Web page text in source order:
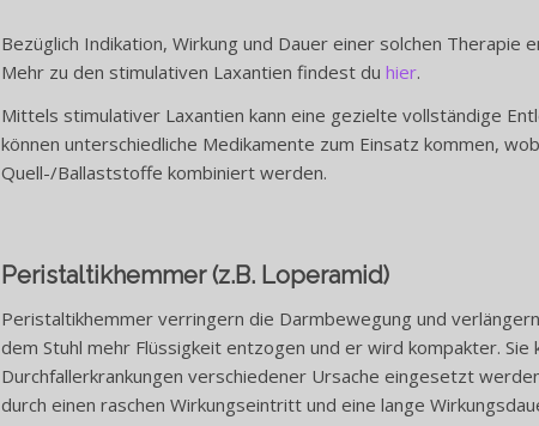
Bezüglich Indikation, Wirkung und Dauer einer solchen
Mehr zu den stimulativen Laxantien findest du hier.
Mittels stimulativer Laxantien kann eine gezielte vollständige
können unterschiedliche Medikamente zum Einsatz kommen,
Quell-/Ballaststoffe kombiniert werden.
Peristaltikhemmer(z.B. Loperamid)
Peristaltikhemmer verringern die Darmbewegung und
dem Stuhl mehr Flüssigkeit entzogen und er wird kompakter.
Durchfallerkrankungen verschiedener Ursache eingesetzt
durch einen raschen Wirkungseintritt und eine lange